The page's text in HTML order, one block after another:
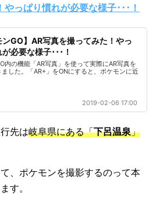
っぱり慣れが必要な様子･･･！
ンGO】AR写真を撮ってみた！やっ
必要な様子･･･！
内の機能「AR写真」を使って実際にAR写真を
した。「AR+」をONにすると、ポケモンに近
2019-02-06 17:00
先は岐阜県にある「下呂温泉」
、ポケモンを撮影するのって本
す。